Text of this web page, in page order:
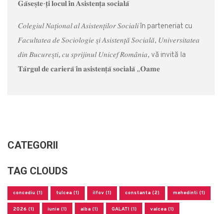
𝐆𝐚̆𝐬𝐞𝐬̦𝐭𝐞-𝐭̦𝐢 𝐥𝐨𝐜𝐮𝐥 𝐢̂𝐧 𝐀𝐬𝐢𝐬𝐭𝐞𝐧𝐭̦𝐚 𝐬𝐨𝐜𝐢𝐚𝐥𝐚̆
𝐶𝑜𝑙𝑒𝑔𝑖𝑢𝑙 𝑁𝑎𝑡̦𝑖𝑜𝑛𝑎𝑙 𝑎𝑙 𝐴𝑠𝑖𝑠𝑡𝑒𝑛𝑡̦𝑖𝑙𝑜𝑟 𝑆𝑜𝑐𝑖𝑎𝑙𝑖 în parteneriat cu
𝐹𝑎𝑐𝑢𝑙𝑡𝑎𝑡𝑒𝑎 𝑑𝑒 𝑆𝑜𝑐𝑖𝑜𝑙𝑜𝑔𝑖𝑒 𝑠̦𝑖 𝐴𝑠𝑖𝑠𝑡𝑒𝑛𝑡̦𝑎̆ 𝑆𝑜𝑐𝑖𝑎𝑙𝑎̆, 𝑈𝑛𝑖𝑣𝑒𝑟𝑠𝑖𝑡𝑎𝑡𝑒𝑎
𝑑𝑖𝑛 𝐵𝑢𝑐𝑢𝑟𝑒𝑠̦𝑡𝑖, 𝑐𝑢 𝑠𝑝𝑟𝑖𝑗𝑖𝑛𝑢𝑙 𝑈𝑛𝑖𝑐𝑒𝑓 𝑅𝑜𝑚𝑎̂𝑛𝑖𝑎, vă invită la
𝐓𝐚̂𝐫𝐠𝐮𝐥 𝐝𝐞 𝐜𝐚𝐫𝐢𝐞𝐫𝐚̆ 𝐢̂𝐧 𝐚𝐬𝐢𝐬𝐭𝐞𝐧𝐭̦𝐚̆ 𝐬𝐨𝐜𝐢𝐚𝐥𝐚̆ „𝐎𝐚𝐦𝐞
CATEGORII
TAG CLOUDS
concediu (1) tulcea (1) ilfov (1) constanta (2) mehedinti (1)
2026 (1) iunie (1) alba (1) GALATI (1) valcea (1)